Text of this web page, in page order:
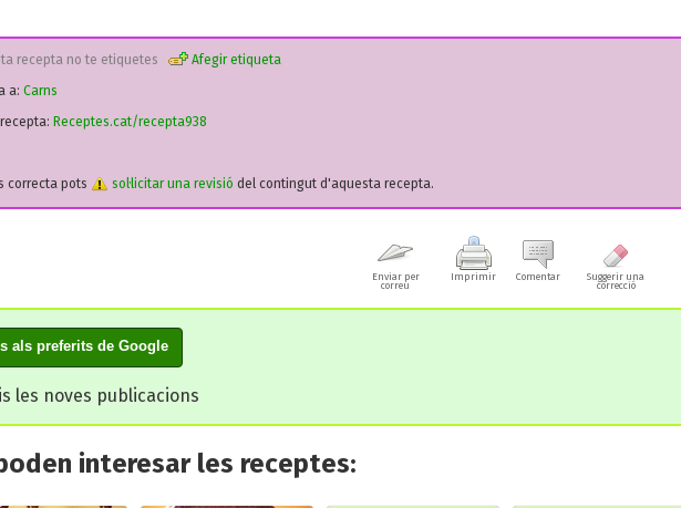
recepta no te etiquetes
Afegir etiqueta
a: Carns
Receptes.cat/recepta938
correcta pots
sol·licitar una revisió del contingut d'aquesta recepta.
Enviar per
correu
Imprimir Comentar
Suggerir una
correcció
als preferits de Google
les noves publicacions
interesar les receptes: